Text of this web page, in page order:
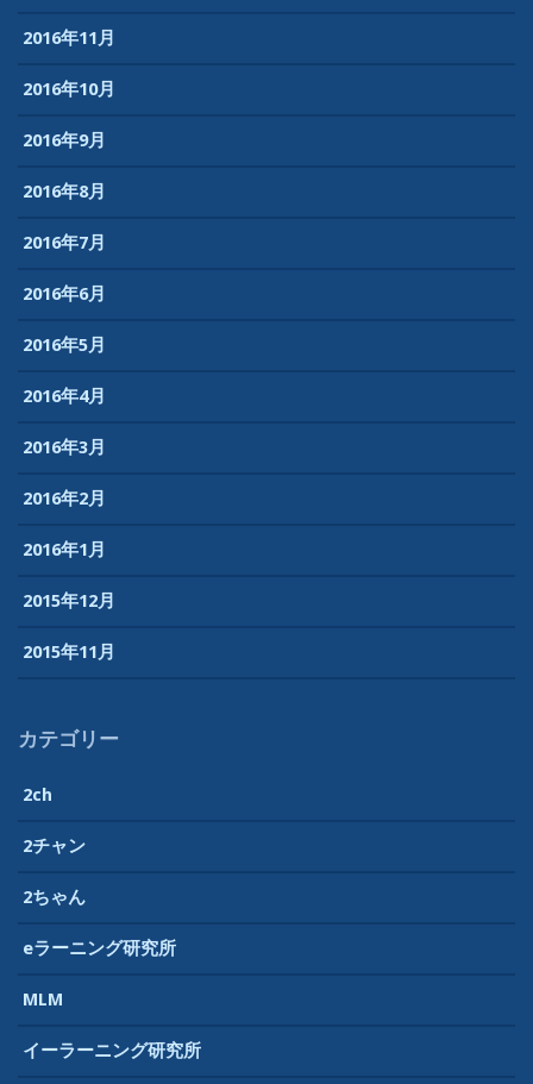
2016年11月
2016年10月
2016年9月
2016年8月
2016年7月
2016年6月
2016年5月
2016年4月
2016年3月
2016年2月
2016年1月
2015年12月
2015年11月
カテゴリー
2ch
2チャン
2ちゃん
eラーニング研究所
MLM
イーラーニング研究所